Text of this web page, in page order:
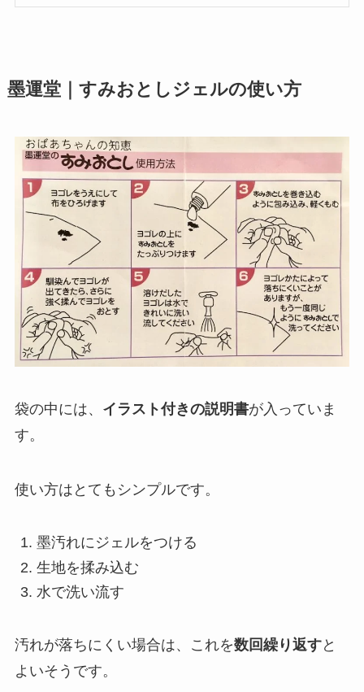
墨運堂｜すみおとしジェルの使い方
袋の中には、 イラスト付きの説明書が入っていま
す。
使い方はとてもシンプルです。
墨汚れにジェルをつける
生地を揉み込む
水で洗い流す
汚れが落ちにくい場合は、これを数回繰り返すと
よいそうです。